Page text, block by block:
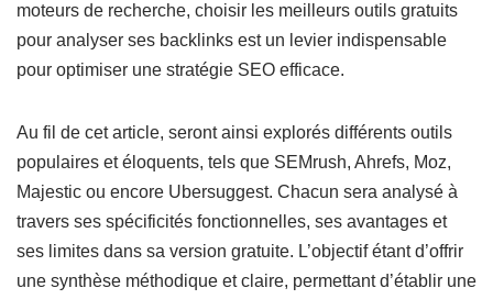
moteurs de recherche, choisir les meilleurs outils gratuits
pour analyser ses backlinks est un levier indispensable
pour optimiser une stratégie SEO efficace.
Au fil de cet article, seront ainsi explorés différents outils
populaires et éloquents, tels que SEMrush, Ahrefs, Moz,
Majestic ou encore Ubersuggest. Chacun sera analysé à
travers ses spécificités fonctionnelles, ses avantages et
ses limites dans sa version gratuite. L’objectif étant d’offrir
une synthèse méthodique et claire, permettant d’établir une